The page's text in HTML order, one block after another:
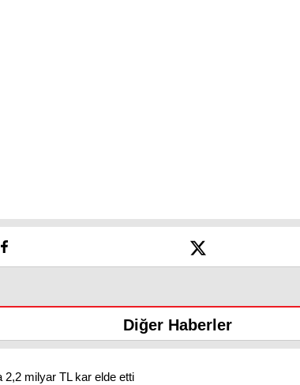
Diğer Haberler
2,2 milyar TL kar elde etti